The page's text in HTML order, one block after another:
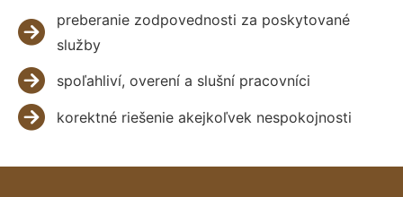
preberanie zodpovednosti za poskytované
služby
spoľahliví, overení a slušní pracovníci
korektné riešenie akejkoľvek nespokojnosti